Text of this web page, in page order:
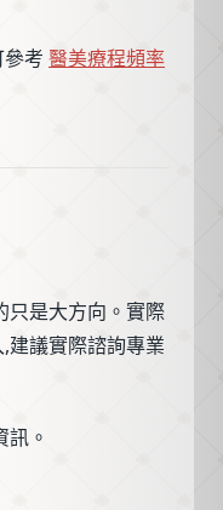
考 醫美療程頻率
只是大方向。實際
建議實際諮詢專業
。